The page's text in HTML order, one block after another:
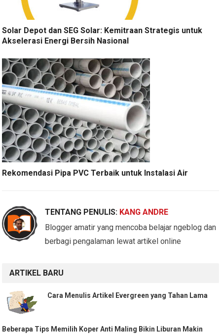
Solar Depot dan SEG Solar: Kemitraan Strategis untuk
Akselerasi Energi Bersih Nasional
Rekomendasi Pipa PVC Terbaik untuk Instalasi Air
TENTANG PENULIS: KANG ANDRE
Blogger amatir yang mencoba belajar ngeblog dan
berbagi pengalaman lewat artikel online
ARTIKEL BARU
Cara Menulis Artikel Evergreen yang Tahan Lama
Beberapa Tips Memilih Koper Anti Maling Bikin Liburan Makin